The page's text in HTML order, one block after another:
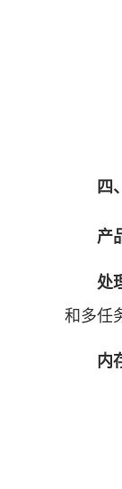
四、
产
处
和多任
内